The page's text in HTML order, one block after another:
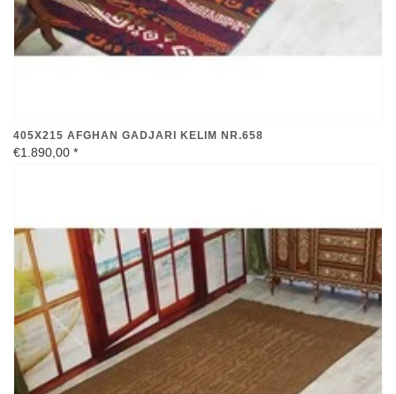
405X215 AFGHAN GADJARI KELIM NR.658
€1.890,00 *